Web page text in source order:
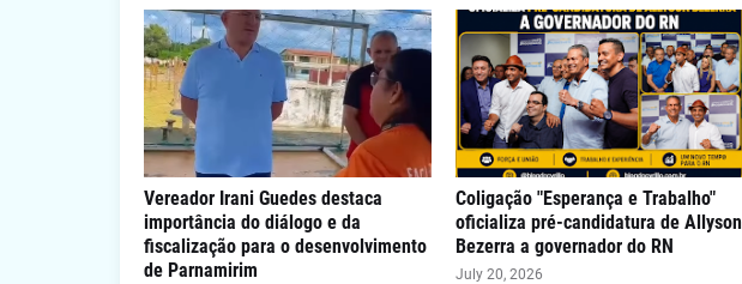
Vereador Irani Guedes destaca
importância do diálogo e da
fiscalização para o desenvolvimento
de Parnamirim
Coligação "Esperança e Trabalho"
oficializa pré-candidatura de Allyson
Bezerra a governador do RN
July 20, 2026